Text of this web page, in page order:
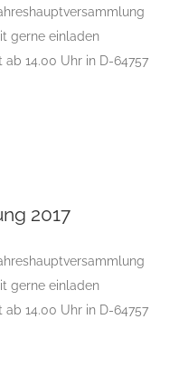
gerne einladen
14.00 Uhr in D-64757
2017
gerne einladen
14.00 Uhr in D-64757